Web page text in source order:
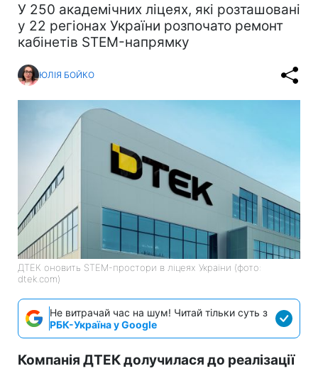
У 250 академічних ліцеях, які розташовані
у 22 регіонах України розпочато ремонт
кабінетів STEM-напрямку
ЮЛІЯ БОЙКО
ДТЕК оновить STEM-простори в ліцеях України (фото:
dtek.com)
Не витрачай час на шум! Читай тільки суть з
РБК-Україна у Google
Компанія ДТЕК долучилася до реалізації